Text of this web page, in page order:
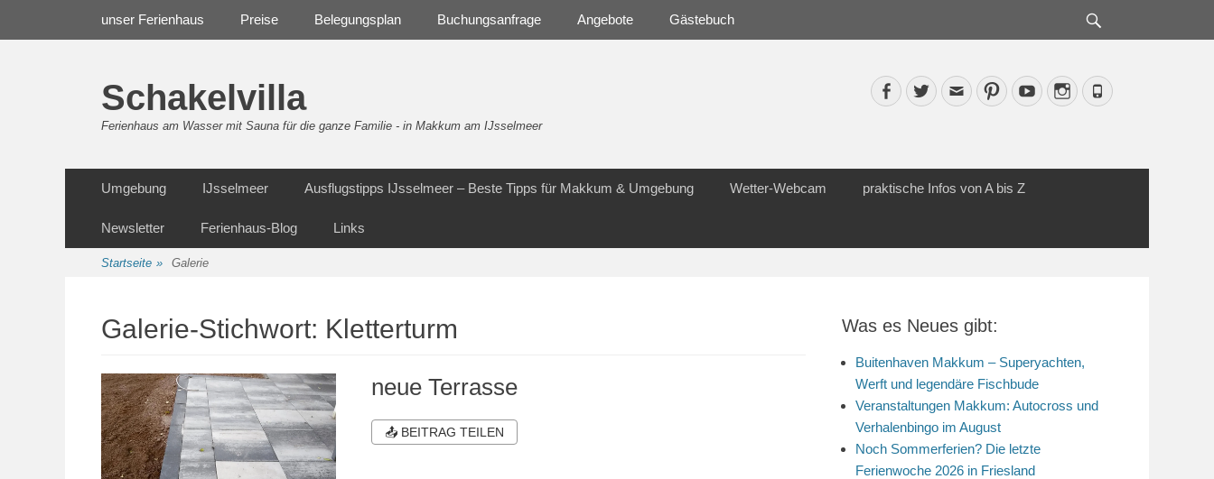
unser Ferienhaus Preise Belegungsplan Buchungsanfrage Angebote Gästebuch
Schakelvilla
Ferienhaus am Wasser mit Sauna für die ganze Familie - in Makkum am IJsselmeer
Facebook
TwitterEmailPinterestYouTubeInstagram
Phone
Inhalt
Umgebung IJsselmeer Ausflugstipps IJsselmeer – Beste Tipps für Makkum & Umgebung Wetter-Webcam praktische Infos von A bis Z
Newsletter Ferienhaus-Blog Links
Startseite » Galerie
Galerie-Stichwort: Kletterturm
neue Terrasse
📤 BEITRAG TEILEN
Was es Neues gibt:
Buitenhaven Makkum – Superyachten,
Werft und legendäre Fischbude
Veranstaltungen Makkum: Autocross und
Verhalenbingo im August
Noch Sommerferien? Die letzte
Ferienwoche 2026 in Friesland